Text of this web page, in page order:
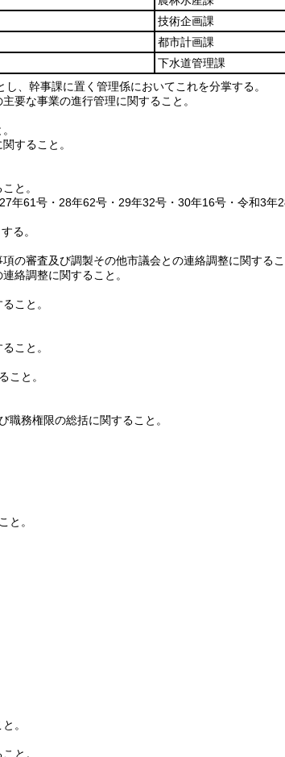
技術企画課
都市計画課
下水道管理課
、幹事課に置く管理係においてこれを分掌する。
要な事業の進行管理に関すること。
すること。
と。
年61号・28年62号・29年32号・30年16号・令和3年
る。
の審査及び調製その他市議会との連絡調整に関するこ
絡調整に関すること。
こと。
こと。
こと。
職務権限の総括に関すること。
と。
。
と。